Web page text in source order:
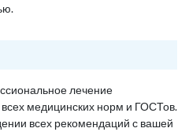
лечение
медицинских норм и ГОСТов.
всех рекомендаций с вашей